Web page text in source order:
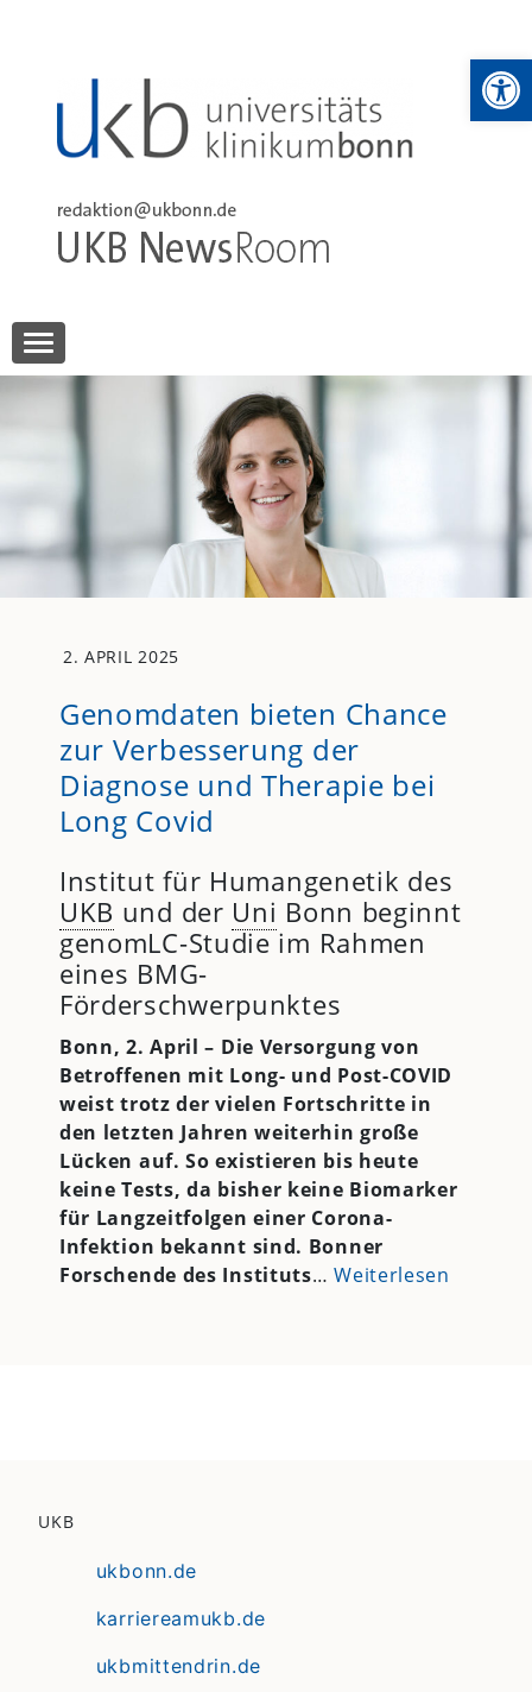
UKB NewsRoom
2. APRIL 2025
Genomdaten bieten Chance
zur Verbesserung der
Diagnose und Therapie bei
Long Covid
Institut für Humangenetik des
UKB und der Uni Bonn beginnt
genomLC-Studie im Rahmen
eines BMG-
Förderschwerpunktes
Bonn, 2. April – Die Versorgung von
Betroffenen mit Long- und Post-COVID
weist trotz der vielen Fortschritte in
den letzten Jahren weiterhin große
Lücken auf. So existieren bis heute
keine Tests, da bisher keine Biomarker
für Langzeitfolgen einer Corona-
Infektion bekannt sind. Bonner
Forschende des Instituts…Weiterlesen
UKB
ukbonn.de
karriereamukb.de
ukbmittendrin.de